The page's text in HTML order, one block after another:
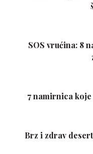
SOS vrućina: 8
7 namirnica
Brz i zdrav